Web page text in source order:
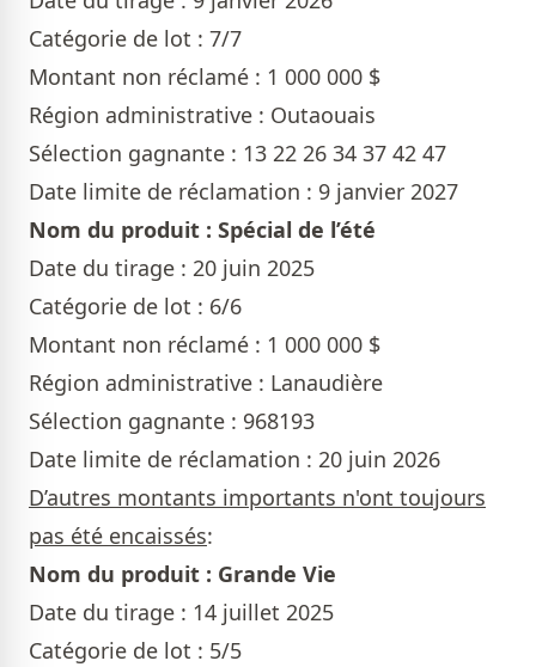
Catégorie de lot : 7/7
Montant non réclamé : 1 000 000 $
Région administrative : Outaouais
Sélection gagnante : 13 22 26 34 37 42 47
Date limite de réclamation : 9 janvier 2027
Nom du produit : Spécial de l’été
Date du tirage : 20 juin 2025
Catégorie de lot : 6/6
Montant non réclamé : 1 000 000 $
Région administrative : Lanaudière
Sélection gagnante : 968193
Date limite de réclamation : 20 juin 2026
D’autres montants importants n'ont toujours
pas été encaissés:
Nom du produit : Grande Vie
Date du tirage : 14 juillet 2025
Catégorie de lot : 5/5